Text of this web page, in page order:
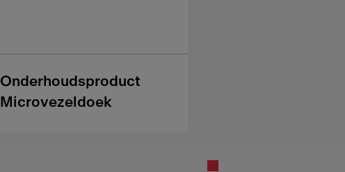
Onderhoudsproduct
Microvezeldoek